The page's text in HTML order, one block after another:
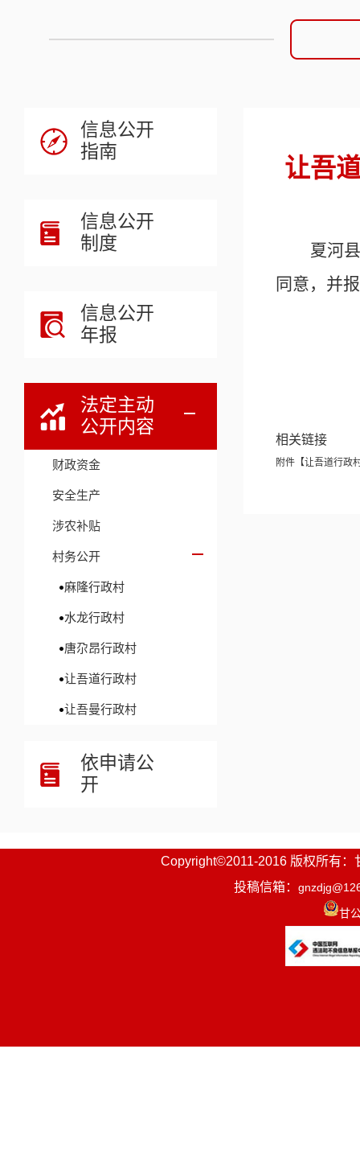
信息公开
指南
信息公开
制度
信息公开
年报
法定主动
公开内容
财政资金
安全生产
涉农补贴
村务公开
麻隆行政村
水龙行政村
唐尕昂行政村
让吾道行政村
让吾曼行政村
依申请公
开
让吾
夏河
同意，并报
相关链接
附件【让吾道行政
Copyright©2011-2016 版权所有：
投稿信箱：
甘